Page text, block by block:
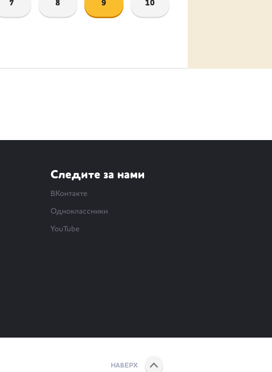
7 8 9 10
Следите за нами
ВКонтакте
Одноклассники
YouTube
НАВЕРХ